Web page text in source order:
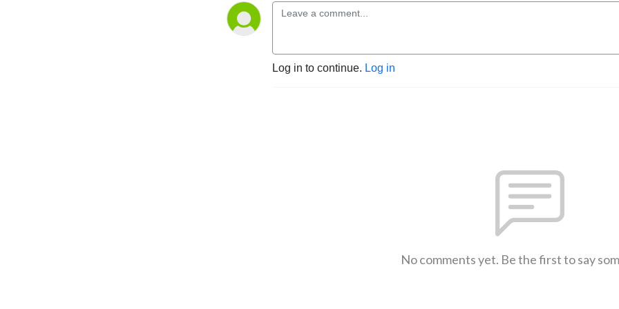
Log in to continue. Log in
No comments yet. Be the first to say